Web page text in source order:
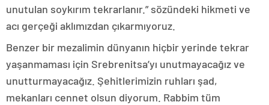
unutulan soykırım tekrarlanır.” sözündeki hikmeti ve
acı gerçeği aklımızdan çıkarmıyoruz.
Benzer bir mezalimin dünyanın hiçbir yerinde tekrar
yaşanmaması için Srebrenitsa’yı unutmayacağız ve
unutturmayacağız. Şehitlerimizin ruhları şad,
mekanları cennet olsun diyorum. Rabbim tüm